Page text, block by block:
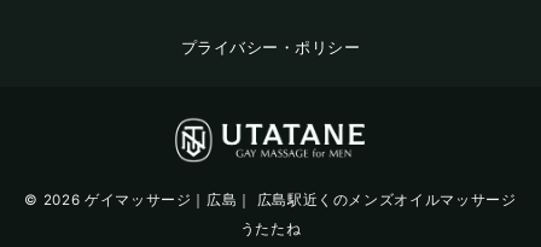
プライバシー・ポリシー
© 2026 ゲイマッサージ｜広島｜ 広島駅近くのメンズオイルマッサージ
うたたね